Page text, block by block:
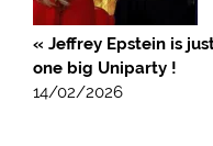
« Jeffrey Epstein is
one big Uniparty !
14/02/2026